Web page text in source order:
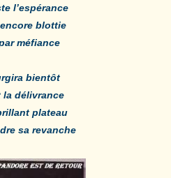
l’espérance
blottie
méfiance
bientôt
la délivrance
plateau
sa revanche